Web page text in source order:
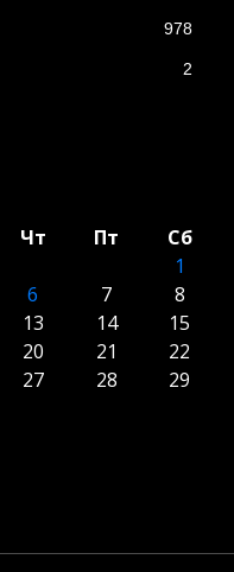
978
2
Чт Пт
Сб
1
6 7
8
13 14
15
20 21
22
27 28
29